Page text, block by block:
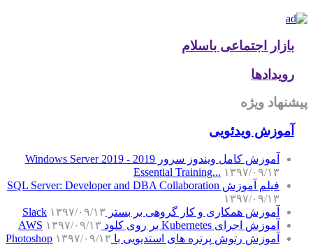
بازار اجتماعی باسلام
رویدادها
پیشنهاد ویژه
آموزش‌ ویدئویی
آموزش کامل ویندوز سرور 2019 - Windows Server 2019
Essential Training... ۱۳۹۷/۰۹/۱۳
فیلم آموزش SQL Server: Developer and DBA Collaboration
۱۳۹۷/۰۹/۱۳
آموزش همکاری و کار گروهی بر بستر Slack ۱۳۹۷/۰۹/۱۳
آموزش اجرای Kubernetes بر روی کلود AWS
۱۳۹۷/۰۹/۱۳
آموزش رتوش پرتره های استدیویی با Photoshop ۱۳۹۷/۰۹/۱۳